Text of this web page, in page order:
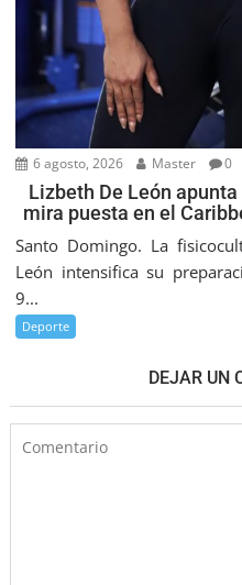
6 agosto, 2026 Master 0
Lizbeth De León
mira puesta en el
Santo Domingo. La
León intensifica su
9...
Deporte
DEJAR UN